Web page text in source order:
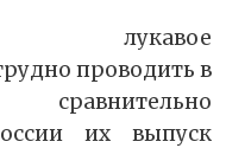
лукавое
проводить в
их выпуск